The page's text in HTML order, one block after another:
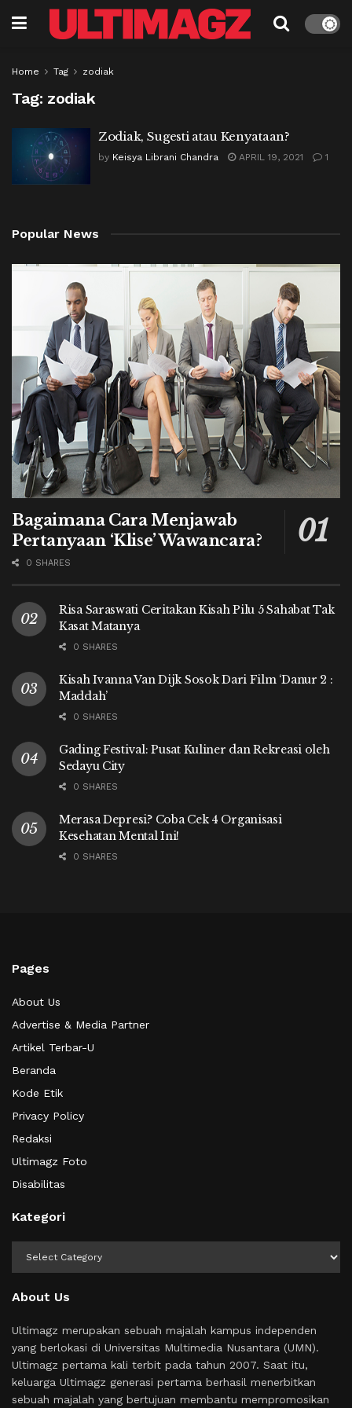
Home Tag zodiak
Tag: zodiak
Zodiak, Sugesti atau Kenyataan?
by Keisya Librani Chandra APRIL 19, 2021 1
Popular News
Bagaimana Cara Menjawab
Pertanyaan ‘Klise’ Wawancara?
0 SHARES
Risa Saraswati Ceritakan Kisah Pilu 5 Sahabat Tak
Kasat Matanya
0 SHARES
Kisah Ivanna Van Dijk Sosok Dari Film ‘Danur 2 :
Maddah’
0 SHARES
Gading Festival: Pusat Kuliner dan Rekreasi oleh
Sedayu City
0 SHARES
Merasa Depresi? Coba Cek 4 Organisasi
Kesehatan Mental Ini!
0 SHARES
Pages
About Us
Advertise & Media Partner
Artikel Terbar-U
Beranda
Kode Etik
Privacy Policy
Redaksi
Ultimagz Foto
Disabilitas
Kategori
About Us
Ultimagz merupakan sebuah majalah kampus independen
yang berlokasi di Universitas Multimedia Nusantara (UMN).
Ultimagz pertama kali terbit pada tahun 2007. Saat itu,
keluarga Ultimagz generasi pertama berhasil menerbitkan
sebuah majalah yang bertujuan membantu mempromosikan